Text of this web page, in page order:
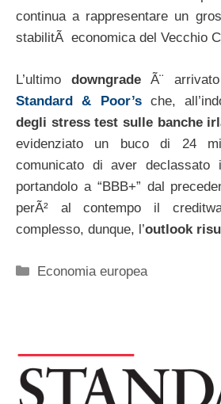
continua a rappresentare un
stabilitÃ economica del Vecchio
L’ultimo downgradeÃ¨
Standard & Poor’sche,
degli stress test sulle banche
evidenziato un buco di 24
comunicato di aver
portandolo a “BBB+” dal
perÃ² al contempo il
complesso, dunque, l’outlook
Categorie
Economia europea